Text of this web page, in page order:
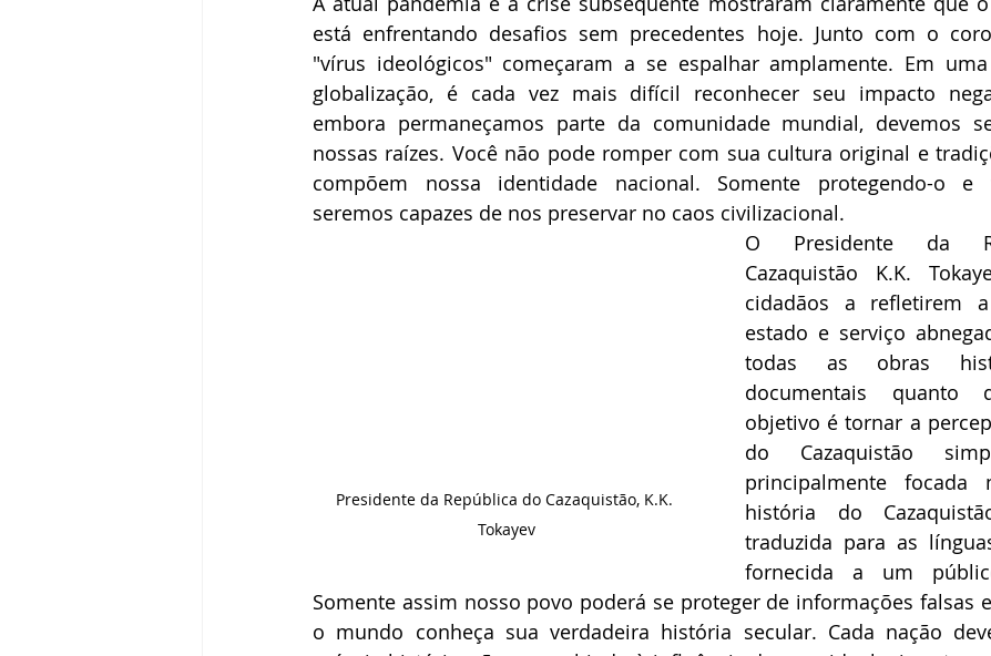
está enfrentando desafios sem precedentes hoje. Junto com o
"vírus ideológicos" começaram a se espalhar amplamente. Em
globalização, é cada vez mais difícil reconhecer seu impacto
embora permaneçamos parte da comunidade mundial, devemos
nossas raízes. Você não pode romper com sua cultura original e
compõem nossa identidade nacional. Somente protegendo-o e
seremos capazes de nos preservar no caos civilizacional.
Presidente da República do Cazaquistão, K.K.
Tokayev
O Presidente da
Cazaquistão K.K.
cidadãos a refletirem
estado e serviço
todas as obras
documentais
objetivo é tornar a
do Cazaquistão
principalmente focada
história do
traduzida para as
fornecida a um
Somente assim nosso povo poderá se proteger de informações falsas
o mundo conheça sua verdadeira história secular. Cada nação